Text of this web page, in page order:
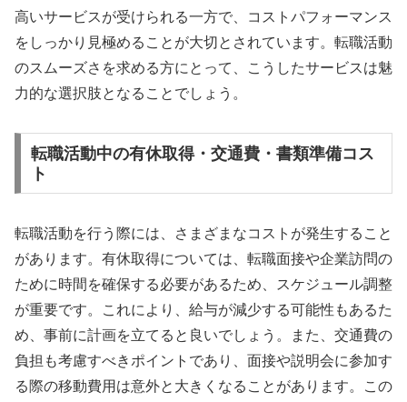
高いサービスが受けられる一方で、コストパフォーマンス
をしっかり見極めることが大切とされています。転職活動
のスムーズさを求める方にとって、こうしたサービスは魅
力的な選択肢となることでしょう。
転職活動中の有休取得・交通費・書類準備コス
ト
転職活動を行う際には、さまざまなコストが発生すること
があります。有休取得については、転職面接や企業訪問の
ために時間を確保する必要があるため、スケジュール調整
が重要です。これにより、給与が減少する可能性もあるた
め、事前に計画を立てると良いでしょう。また、交通費の
負担も考慮すべきポイントであり、面接や説明会に参加す
る際の移動費用は意外と大きくなることがあります。この